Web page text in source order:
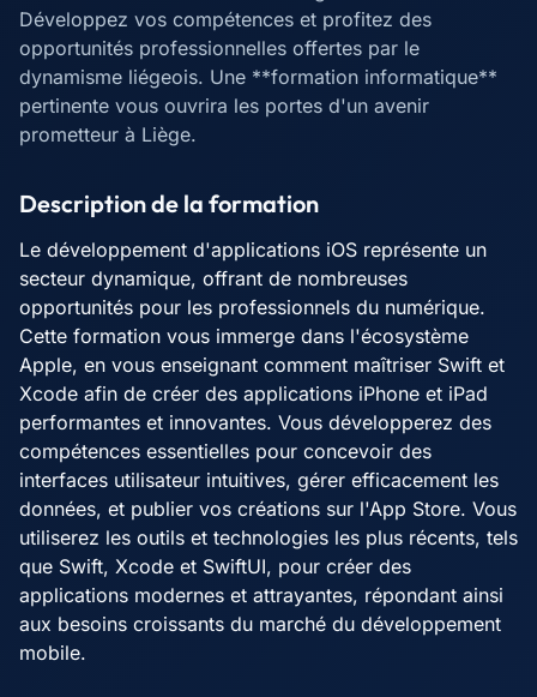
Développez vos compétences et profitez des
opportunités professionnelles offertes par le
dynamisme liégeois. Une **formation informatique**
pertinente vous ouvrira les portes d'un avenir
prometteur à Liège.
Description de la formation
Le développement d'applications iOS représente un
secteur dynamique, offrant de nombreuses
opportunités pour les professionnels du numérique.
Cette formation vous immerge dans l'écosystème
Apple, en vous enseignant comment maîtriser Swift et
Xcode afin de créer des applications iPhone et iPad
performantes et innovantes. Vous développerez des
compétences essentielles pour concevoir des
interfaces utilisateur intuitives, gérer efficacement les
données, et publier vos créations sur l'App Store. Vous
utiliserez les outils et technologies les plus récents, tels
que Swift, Xcode et SwiftUI, pour créer des
applications modernes et attrayantes, répondant ainsi
aux besoins croissants du marché du développement
mobile.